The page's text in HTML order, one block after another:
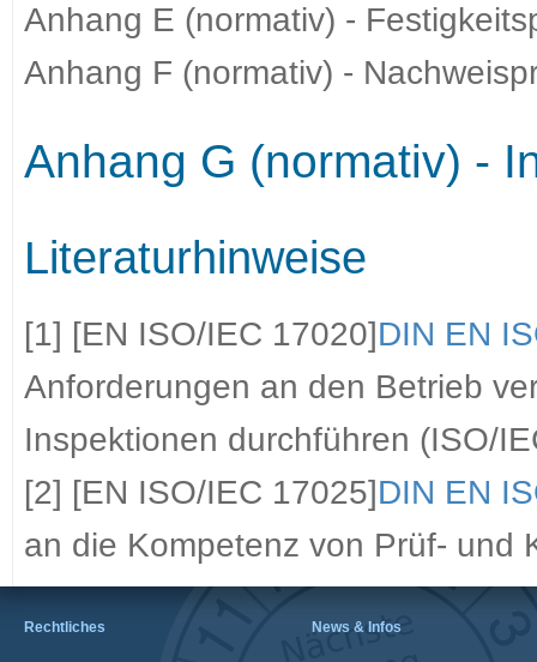
Anhang E (normativ) -
Anhang F (normativ) -
Anhang G (normativ) -
Literaturhinweise
[1] [EN ISO/IEC 17020]DIN EN
Anforderungen an den Betrieb
Inspektionen durchführen (ISO/
[2] [EN ISO/IEC 17025]DIN EN
an die Kompetenz von Prüf- und
Rechtliches News & Infos